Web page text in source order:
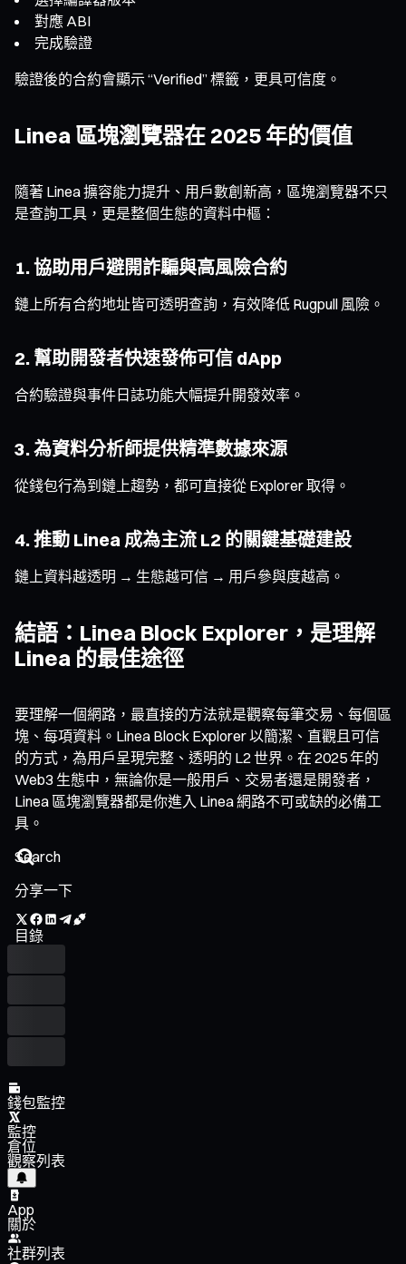
對應 ABI
完成驗證
驗證後的合約會顯示 “Verified” 標籤，更具可信度。
Linea 區塊瀏覽器在 2025 年的價值
隨著 Linea 擴容能力提升、用戶數創新高，區塊瀏覽器不只
是查詢工具，更是整個生態的資料中樞：
1. 協助用戶避開詐騙與高風險合約
鏈上所有合約地址皆可透明查詢，有效降低 Rugpull 風險。
2. 幫助開發者快速發佈可信 dApp
合約驗證與事件日誌功能大幅提升開發效率。
3. 為資料分析師提供精準數據來源
從錢包行為到鏈上趨勢，都可直接從 Explorer 取得。
4. 推動 Linea 成為主流 L2 的關鍵基礎建設
鏈上資料越透明 → 生態越可信 → 用戶參與度越高。
結語：Linea Block Explorer，是理解
Linea 的最佳途徑
要理解一個網路，最直接的方法就是觀察每筆交易、每個區
塊、每項資料。Linea Block Explorer 以簡潔、直觀且可信
的方式，為用戶呈現完整、透明的 L2 世界。在 2025 年的
Web3 生態中，無論你是一般用戶、交易者還是開發者，
Linea 區塊瀏覽器都是你進入 Linea 網路不可或缺的必備工
具。
分享一下
目錄
錢包監控
監控
倉位
觀察列表
App
關於
社群列表